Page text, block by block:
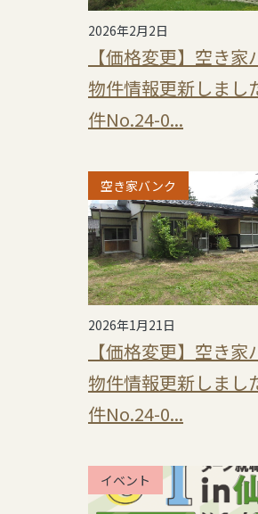
2026年2月2日
【価格変更】空き家
物件情報更新しまし
件No.24-0...
空き家バンク
2026年1月21日
【価格変更】空き家
物件情報更新しまし
件No.24-0...
イベント